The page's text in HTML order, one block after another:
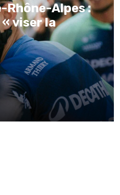
Rhône-Alpes :
viser la